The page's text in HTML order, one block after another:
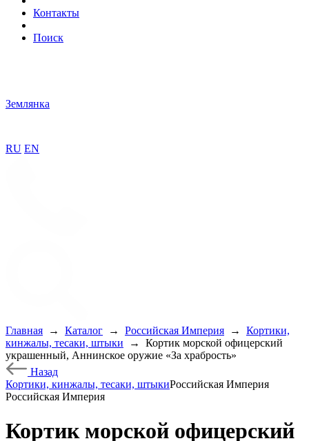
Контакты
Поиск
Землянка
RU EN
Главная → Каталог → Российская Империя →
Кортики,
кинжалы, тесаки, штыки
→
Кортик морской офицерский
украшенный, Аннинское оружие «За храбрость»
Назад
Кортики, кинжалы, тесаки, штыкиРоссийская Империя
Российская Империя
Кортик морской офицерский